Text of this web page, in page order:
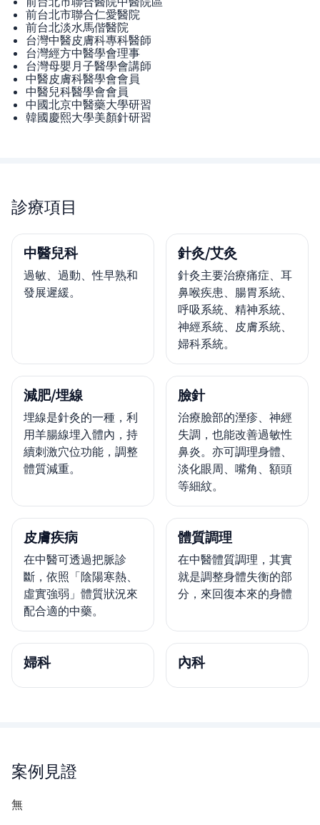
前台北市聯合仁愛醫院
前台北淡水馬偕醫院
台灣中醫皮膚科專科醫師
台灣經方中醫學會理事
台灣母嬰月子醫學會講師
中醫皮膚科醫學會會員
中醫兒科醫學會會員
中國北京中醫藥大學研習
韓國慶熙大學美顏針研習
診療項目
中醫兒科
過敏、過動、性早熟和
發展遲緩。
針灸/艾灸
針灸主要治療痛症、耳
鼻喉疾患、腸胃系統、
呼吸系統、精神系統、
神經系統、皮膚系統、
婦科系統。
減肥/埋線
埋線是針灸的一種，利
用羊腸線埋入體內，持
續刺激穴位功能，調整
體質減重。
臉針
治療臉部的溼疹、神經
失調，也能改善過敏性
鼻炎。亦可調理身體、
淡化眼周、嘴角、額頭
等細紋。
皮膚疾病
在中醫可透過把脈診
斷，依照「陰陽寒熱、
虛實強弱」體質狀況來
配合適的中藥。
體質調理
在中醫體質調理，其實
就是調整身體失衡的部
分，來回復本來的身體
婦科 內科
案例見證
無